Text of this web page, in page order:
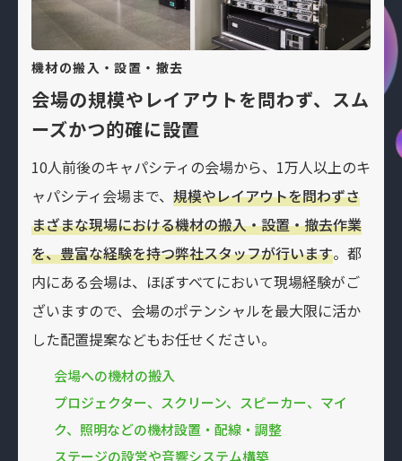
機材の搬入・設置・撤去
会場の規模やレイアウトを問わず、スム
ーズかつ的確に設置
10人前後のキャパシティの会場から、1万人以上のキ
ャパシティ会場まで、 規模やレイアウトを問わずさ
まざまな現場における機材の搬入・設置・撤去作業
を、豊富な経験を持つ弊社スタッフが行います。都
内にある会場は、ほぼすべてにおいて現場経験がご
ざいますので、会場のポテンシャルを最大限に活か
した配置提案などもお任せください。
会場への機材の搬入
プロジェクター、スクリーン、スピーカー、マイ
ク、照明などの機材設置・配線・調整
ステージの設営や⾳響システム構築